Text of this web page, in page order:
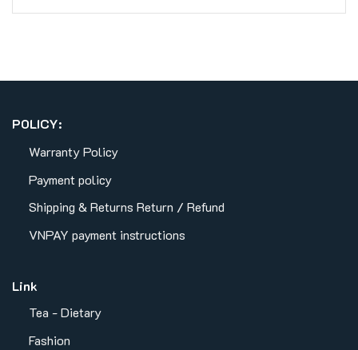
POLICY:
Warranty Policy
Payment policy
Shipping & Returns Return / Refund
VNPAY payment instructions
Link
Tea - Dietary
Fashion